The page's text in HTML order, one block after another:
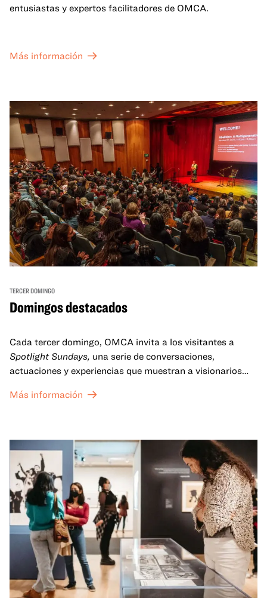
entusiastas y expertos facilitadores de OMCA.
Más información
TERCER DOMINGO
Domingos destacados
Cada tercer domingo, OMCA invita a los visitantes a
Spotlight Sundays, una serie de conversaciones,
actuaciones y experiencias que muestran a visionarios
Más información